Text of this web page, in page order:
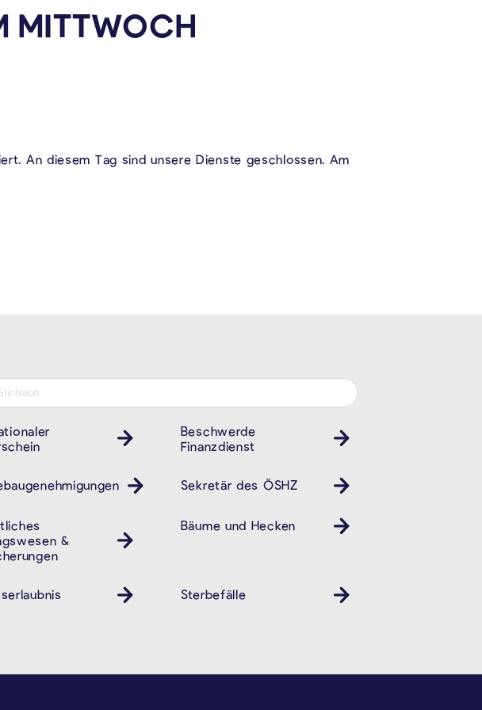
MITTWOCH
An diesem Tag sind unsere Dienste geschlossen. Am
Beschwerde
Finanzdienst
Sekretär des ÖSHZ
&
Bäume und Hecken
Sterbefälle